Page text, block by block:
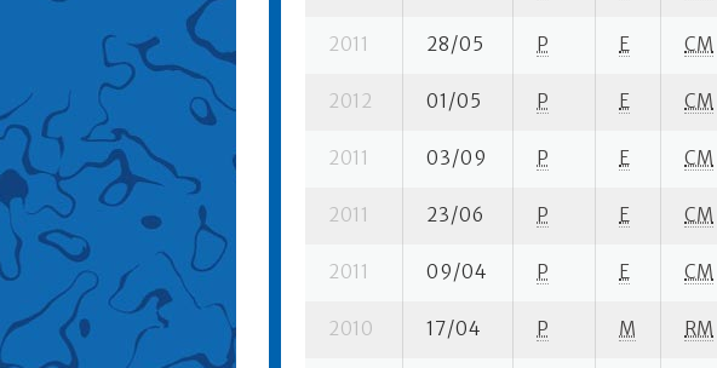
2011 28/05 P E CM
2012 01/05 P E CM
2011 03/09 P E CM
2011 23/06 P E CM
2011 09/04 P E CM
2010 17/04 P M RM